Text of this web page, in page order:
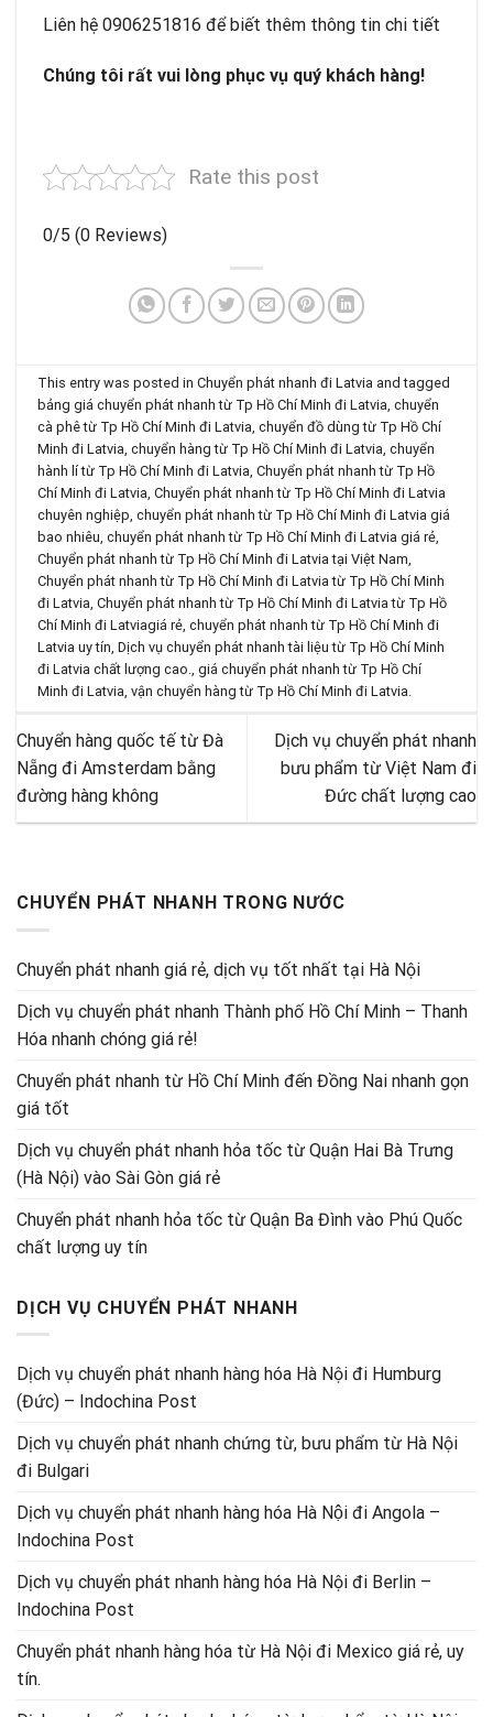
Liên hệ 0906251816 để biết thêm thông tin chi tiết
Chúng tôi rất vui lòng phục vụ quý khách hàng!
Rate this post
0/5 (0 Reviews)
This entry was posted inChuyển phát nhanh đi Latvia and tagged
bảng giá chuyển phát nhanh từ Tp Hồ Chí Minh đi Latvia,chuyển
cà phê từ Tp Hồ Chí Minh đi Latvia,chuyển đồ dùng từ Tp Hồ Chí
Minh đi Latvia,chuyển hàng từ Tp Hồ Chí Minh đi Latvia,chuyển
hành lí từ Tp Hồ Chí Minh đi Latvia,Chuyển phát nhanh từ Tp Hồ
Chí Minh đi Latvia,Chuyển phát nhanh từ Tp Hồ Chí Minh đi Latvia
chuyên nghiệp,chuyển phát nhanh từ Tp Hồ Chí Minh đi Latvia giá
bao nhiêu,chuyển phát nhanh từ Tp Hồ Chí Minh đi Latvia giá rẻ,
Chuyển phát nhanh từ Tp Hồ Chí Minh đi Latvia tại Việt Nam,
Chuyển phát nhanh từ Tp Hồ Chí Minh đi Latvia từ Tp Hồ Chí Minh
đi Latvia,Chuyển phát nhanh từ Tp Hồ Chí Minh đi Latvia từ Tp Hồ
Chí Minh đi Latviagiá rẻ,chuyển phát nhanh từ Tp Hồ Chí Minh đi
Latvia uy tín,Dịch vụ chuyển phát nhanh tài liệu từ Tp Hồ Chí Minh
đi Latvia chất lượng cao.,giá chuyển phát nhanh từ Tp Hồ Chí
Minh đi Latvia,vận chuyển hàng từ Tp Hồ Chí Minh đi Latvia.
Chuyển hàng quốc tế từ Đà
Nẵng đi Amsterdam bằng
đường hàng không
Dịch vụ chuyển phát nhanh
bưu phẩm từ Việt Nam đi
Đức chất lượng cao
CHUYỂN PHÁT NHANH TRONG NƯỚC
Chuyển phát nhanh giá rẻ, dịch vụ tốt nhất tại Hà Nội
Dịch vụ chuyển phát nhanh Thành phố Hồ Chí Minh – Thanh
Hóa nhanh chóng giá rẻ!
Chuyển phát nhanh từ Hồ Chí Minh đến Đồng Nai nhanh gọn
giá tốt
Dịch vụ chuyển phát nhanh hỏa tốc từ Quận Hai Bà Trưng
(Hà Nội) vào Sài Gòn giá rẻ
Chuyển phát nhanh hỏa tốc từ Quận Ba Đình vào Phú Quốc
chất lượng uy tín
DỊCH VỤ CHUYỂN PHÁT NHANH
Dịch vụ chuyển phát nhanh hàng hóa Hà Nội đi Humburg
(Đức) – Indochina Post
Dịch vụ chuyển phát nhanh chứng từ, bưu phẩm từ Hà Nội
đi Bulgari
Dịch vụ chuyển phát nhanh hàng hóa Hà Nội đi Angola –
Indochina Post
Dịch vụ chuyển phát nhanh hàng hóa Hà Nội đi Berlin –
Indochina Post
Chuyển phát nhanh hàng hóa từ Hà Nội đi Mexico giá rẻ, uy
tín.